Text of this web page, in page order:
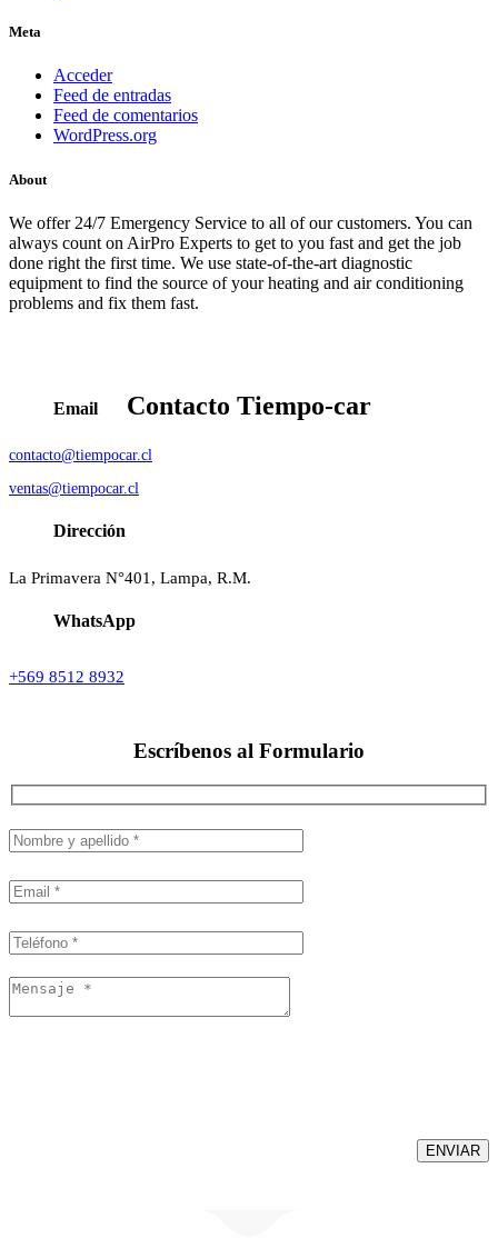
Meta
Acceder
Feed de entradas
Feed de comentarios
WordPress.org
About
We offer 24/7 Emergency Service to all of our customers. You can
always count on AirPro Experts to get to you fast and get the job
done right the first time. We use state-of-the-art diagnostic
equipment to find the source of your heating and air conditioning
problems and fix them fast.
Contacto Tiempo-car
Email
contacto@tiempocar.cl
ventas@tiempocar.cl
Dirección
La Primavera N°401, Lampa, R.M.
WhatsApp
+569 8512 8932
Escríbenos al Formulario